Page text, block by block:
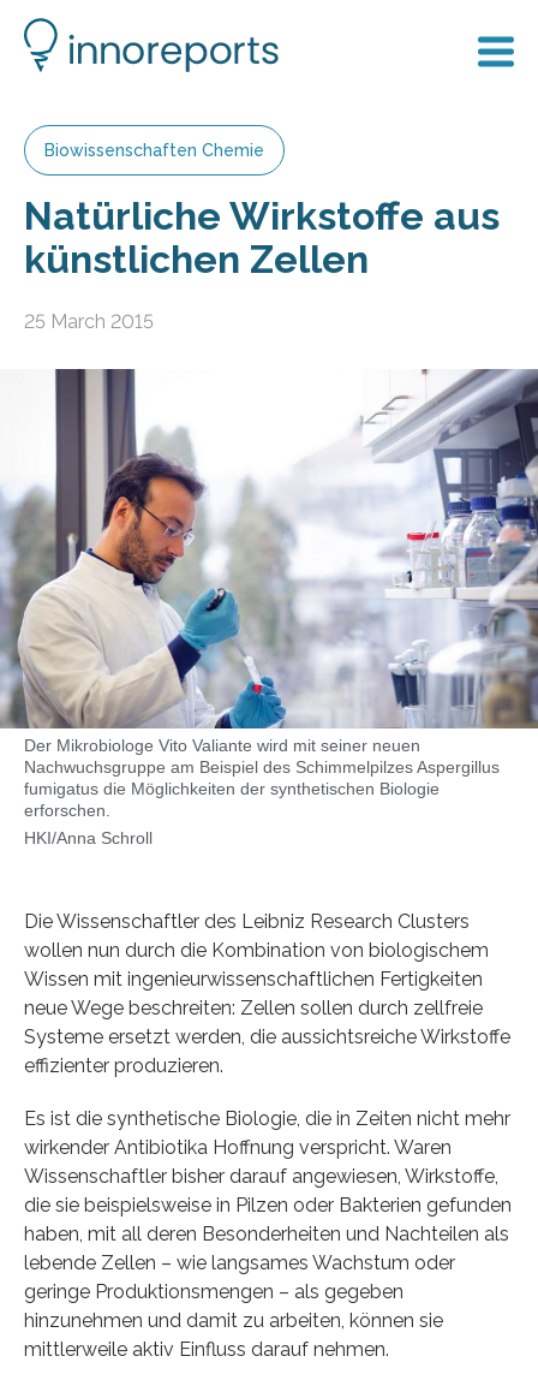
Biowissenschaften Chemie
Natürliche Wirkstoffe aus
künstlichen Zellen
25 March 2015
Der Mikrobiologe Vito Valiante wird mit seiner neuen
Nachwuchsgruppe am Beispiel des Schimmelpilzes Aspergillus
fumigatus die Möglichkeiten der synthetischen Biologie
erforschen.
HKI/Anna Schroll
Die Wissenschaftler des Leibniz Research Clusters
wollen nun durch die Kombination von biologischem
Wissen mit ingenieurwissenschaftlichen Fertigkeiten
neue Wege beschreiten: Zellen sollen durch zellfreie
Systeme ersetzt werden, die aussichtsreiche Wirkstoffe
effizienter produzieren.
Es ist die synthetische Biologie, die in Zeiten nicht mehr
wirkender Antibiotika Hoffnung verspricht. Waren
Wissenschaftler bisher darauf angewiesen, Wirkstoffe,
die sie beispielsweise in Pilzen oder Bakterien gefunden
haben, mit all deren Besonderheiten und Nachteilen als
lebende Zellen – wie langsames Wachstum oder
geringe Produktionsmengen – als gegeben
hinzunehmen und damit zu arbeiten, können sie
mittlerweile aktiv Einfluss darauf nehmen.